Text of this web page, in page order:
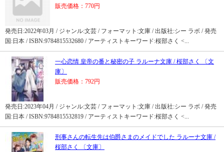
販売価格：770円
発売日:2022年03月 / ジャンル:文芸 / フォーマット:文庫 / 出版社:シー ラボ / 発売
国:日本 / ISBN:9784815532680 / アーティストキーワード:桜部さく <...
一心恋情 皇帝の番と秘密の子 ラルーナ文庫 / 桜部さく 〔文
庫〕
販売価格：792円
発売日:2023年04月 / ジャンル:文芸 / フォーマット:文庫 / 出版社:シー ラボ / 発売
国:日本 / ISBN:9784815532819 / アーティストキーワード:桜部さく <...
刑事さんの転生先は伯爵さまのメイドでした ラルーナ文庫 /
桜部さく 〔文庫〕